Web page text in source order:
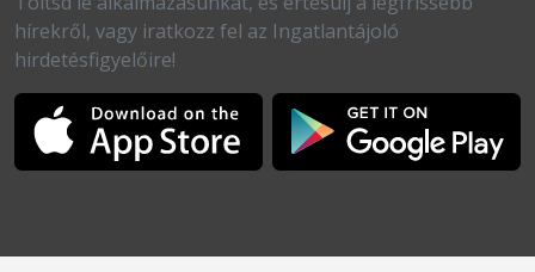
hírekről, vagy iratkozz fel az Ingatlantájoló
hirdetésfigyelőire!